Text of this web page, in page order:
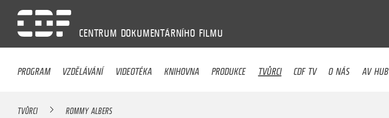
CENTRUM DOKUMENTÁRNÍHO FILMU
PROGRAM VZDĚLÁVÁNÍ VIDEOTÉKA KNIHOVNA PRODUKCE TVŮRCI CDF TV O NÁS AV HUB
TVŮRCI ROMMY ALBERS